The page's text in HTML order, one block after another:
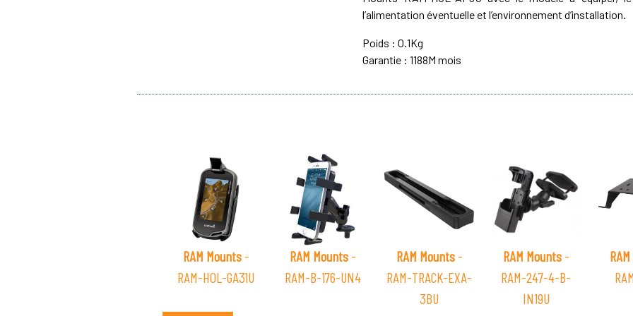
l’alimentation éventuelle et l’environnement d’installation.
Poids : 0.1Kg
Garantie : 1188M mois
RAM Mounts-
RAM-HOL-GA31U
RAM Mounts-
RAM-B-176-UN4
RAM Mounts-
RAM-TRACK-EXA-
3BU
RAM Mounts-
RAM-247-4-B-
IN19U